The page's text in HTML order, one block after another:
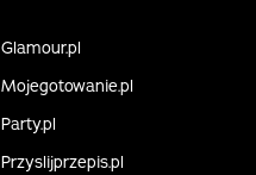
Glamour.pl
Mojegotowanie.pl
Party.pl
Przyslijprzepis.pl